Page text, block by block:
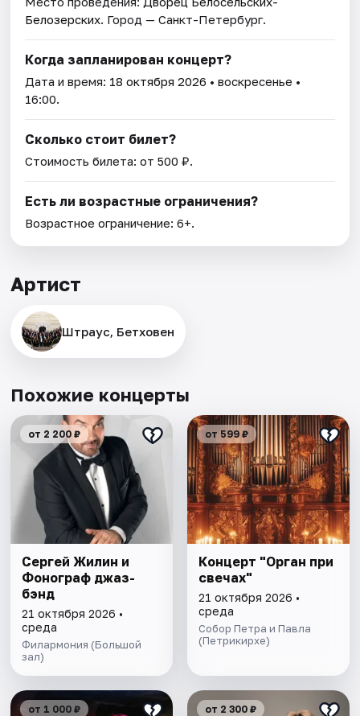
Белозерских . Город — Санкт-Петербург.
Когда запланирован концерт?
Дата и время: 18 октября 2026 • воскресенье •
16:00.
Сколько стоит билет?
Стоимость билета: от 500 ₽.
Есть ли возрастные ограничения?
Возрастное ограничение: 6+.
Артист
Штраус, Бетховен
Похожие концерты
от 2 200 ₽
Сергей Жилин и
Фонограф джаз-
бэнд
21 октября 2026 •
среда
Филармония (Большой
зал)
от 599 ₽
Концерт "Орган при
свечах"
21 октября 2026 •
среда
Собор Петра и Павла
(Петрикирхе)
от 1 000 ₽ от 2 300 ₽